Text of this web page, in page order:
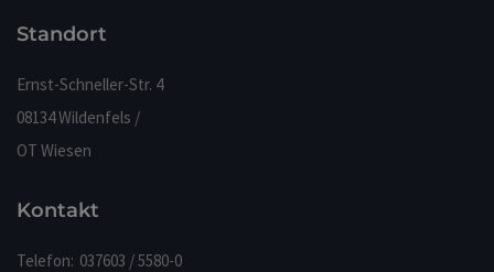
Standort
Ernst-Schneller-Str. 4
08134 Wildenfels /
OT Wiesen
Kontakt
Telefon: 037603 / 5580-0